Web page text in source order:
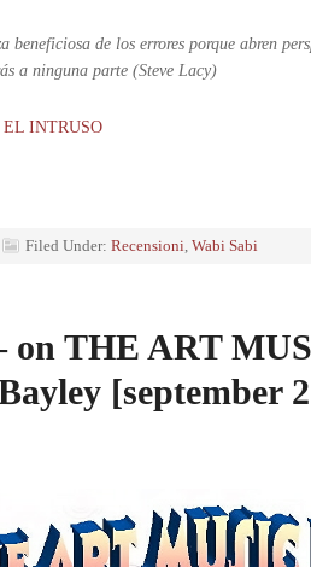
beneficiosa de los errores porque abren
a ninguna parte (Steve Lacy)
EL INTRUSO
Filed Under: Recensioni, Wabi Sabi
on THE ART
[september